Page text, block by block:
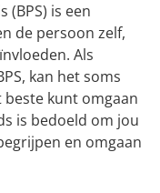
is een
de persoon zelf,
Als
kan het soms
kunt omgaan
is bedoeld om jou
en omgaan